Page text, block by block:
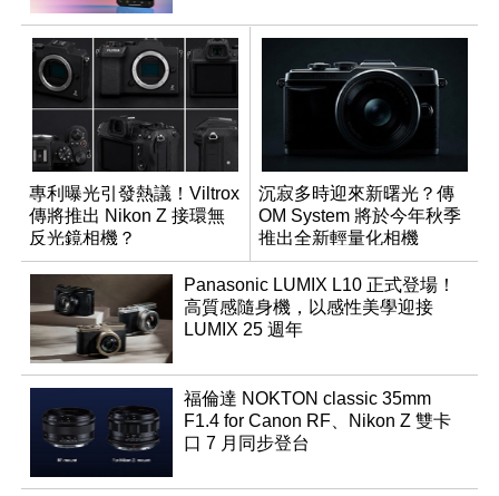
專利曝光引發熱議！Viltrox
傳將推出 Nikon Z 接環無
反光鏡相機？
沉寂多時迎來新曙光？傳
OM System 將於今年秋季
推出全新輕量化相機
Panasonic LUMIX L10 正式登場！
高質感隨身機，以感性美學迎接
LUMIX 25 週年
福倫達 NOKTON classic 35mm
F1.4 for Canon RF、Nikon Z 雙卡
口 7 月同步登台